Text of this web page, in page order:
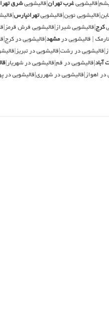
غرب تهران |قالیشوییشرق
نوین|قالیشوییتهرانپارس
کرج |قالیشویی شیراز|قالیشویی فرش
| قالیشویی درمشهد |قالیشویی در
در رشت|قالیشویی در
آباد |قالیشویی در قم|قالیشویی در شهریار|
اهواز|قالیشویی در شهرری|قالیشویی در